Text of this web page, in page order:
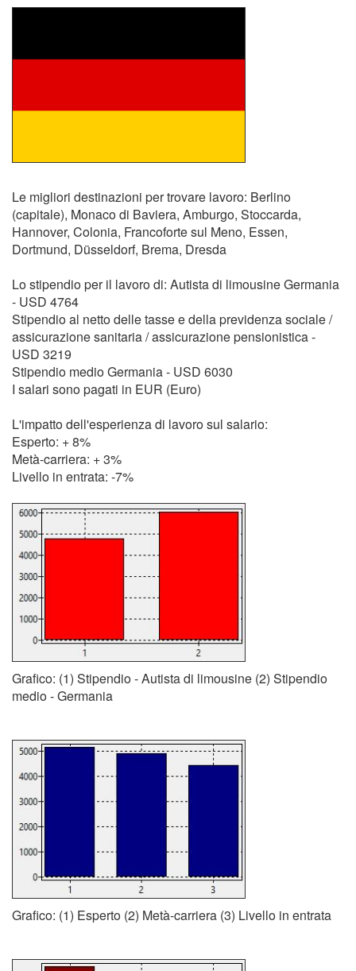
Le migliori destinazioni per trovare lavoro: Berlino
(capitale), Monaco di Baviera, Amburgo, Stoccarda,
Hannover, Colonia, Francoforte sul Meno, Essen,
Dortmund, Düsseldorf, Brema, Dresda
Lo stipendio per il lavoro di: Autista di limousine Germania
- USD 4764
Stipendio al netto delle tasse e della previdenza sociale /
assicurazione sanitaria / assicurazione pensionistica -
USD 3219
Stipendio medio Germania - USD 6030
I salari sono pagati in EUR (Euro)
L'impatto dell'esperienza di lavoro sul salario:
Esperto: + 8%
Metà-carriera: + 3%
Livello in entrata: -7%
Grafico: (1) Stipendio - Autista di limousine (2) Stipendio
medio - Germania
Grafico: (1) Esperto (2) Metà-carriera (3) Livello in entrata